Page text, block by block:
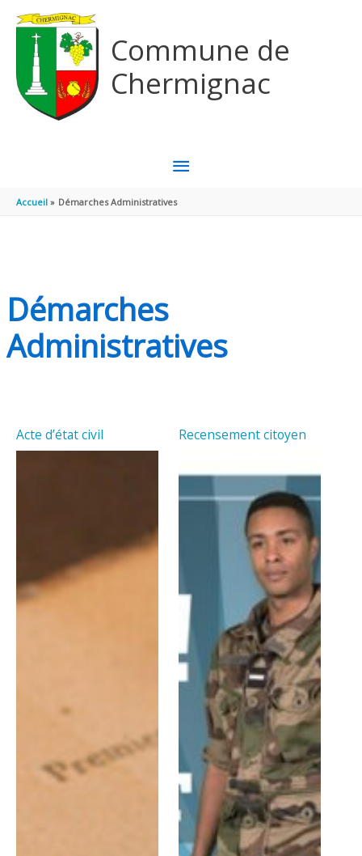
Commune de
Chermignac
MENU
PRINCIPAL
Accueil Démarches Administratives
Démarches
Administratives
Acte d’état civil Recensement citoyen